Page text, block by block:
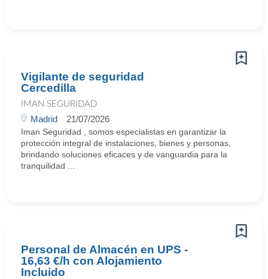
Vigilante de seguridad
Cercedilla
IMAN SEGURIDAD
Madrid 21/07/2026
Iman Seguridad , somos especialistas en garantizar la
protección integral de instalaciones, bienes y personas,
brindando soluciones eficaces y de vanguardia para la
tranquilidad ...
Personal de Almacén en UPS -
16,63 €/h con Alojamiento
Incluido